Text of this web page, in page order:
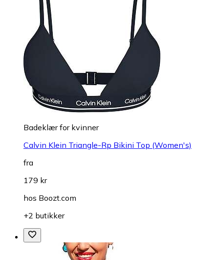
Badeklær for kvinner
Calvin Klein Triangle-Rp Bikini Top (Women's)
fra
179 kr
hos Boozt.com
+2 butikker